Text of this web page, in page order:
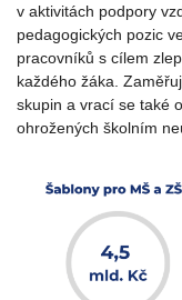
v aktivitách podpory
pedagogických pozic
pracovníků s cílem
každého žáka.
skupin a vrací se také
ohrožených školním